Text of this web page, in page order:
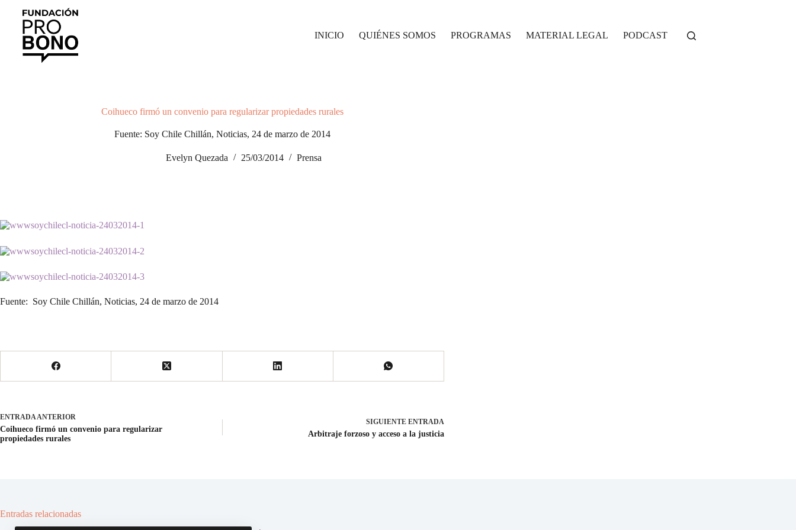
contenido
INICIO
QUIÉNES SOMOS PROGRAMAS MATERIAL LEGAL PODCAST
Coihueco firmó un convenio para regularizar propiedades rurales
Fuente: Soy Chile Chillán, Noticias, 24 de marzo de 2014
Evelyn Quezada 25/03/2014 Prensa
Fuente: Soy Chile Chillán, Noticias, 24 de marzo de 2014
ENTRADAANTERIOR
Coihueco firmó un convenio para regularizar
propiedades rurales
SIGUIENTE ENTRADA
Arbitraje forzoso y acceso a la justicia
Entradas relacionadas